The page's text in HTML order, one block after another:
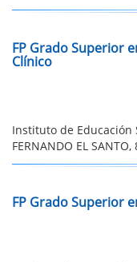
FP Grado Superior
Clínico
Instituto de Educación
FERNANDO EL
FP Grado Superior